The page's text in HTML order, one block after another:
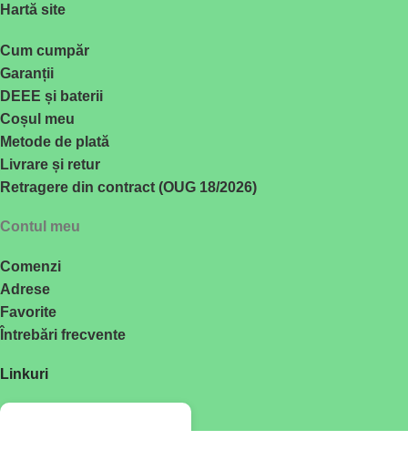
Hartă site
Cum cumpăr
Garanții
DEEE și baterii
Coșul meu
Metode de plată
Livrare și retur
Retragere din contract (OUG 18/2026)
Contul meu
Comenzi
Adrese
Favorite
Întrebări frecvente
Linkuri